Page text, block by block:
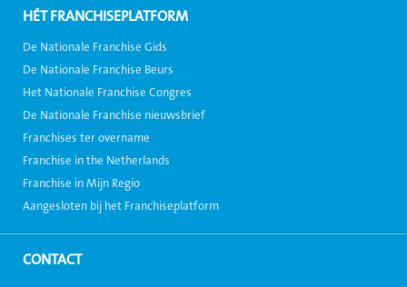
HÉT FRANCHISEPLATFORM
De Nationale Franchise Gids
De Nationale Franchise Beurs
Het Nationale Franchise Congres
De Nationale Franchise nieuwsbrief
Franchises ter overname
Franchise in the Netherlands
Franchise in Mijn Regio
Aangesloten bij het Franchiseplatform
CONTACT